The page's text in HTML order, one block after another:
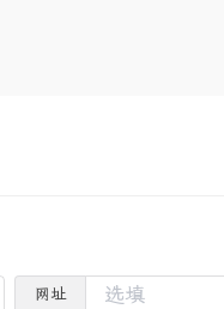
网址